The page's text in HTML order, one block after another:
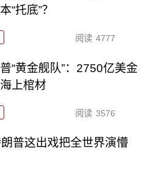
“托底”？
阅读 4777
“黄金舰队”：2750亿美金
上棺材
阅读 3576
普这出戏把全世界演懵